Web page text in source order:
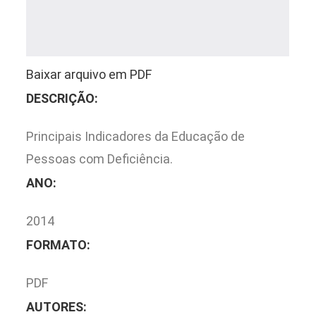
Baixar arquivo em PDF
DESCRIÇÃO:
Principais Indicadores da Educação de
Pessoas com Deficiência.
ANO:
2014
FORMATO:
PDF
AUTORES: